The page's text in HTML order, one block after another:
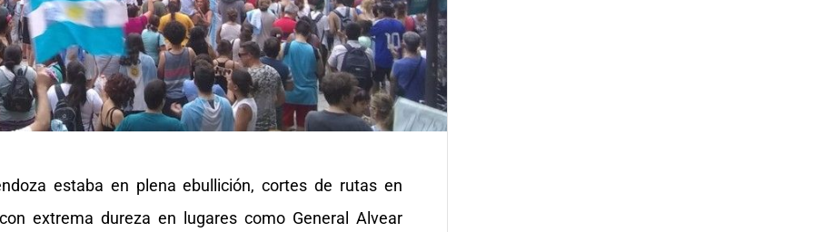
estaba en plena ebullición, cortes de rutas en
extrema dureza en lugares como General Alvear